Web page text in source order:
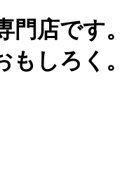
店です。
しろく。